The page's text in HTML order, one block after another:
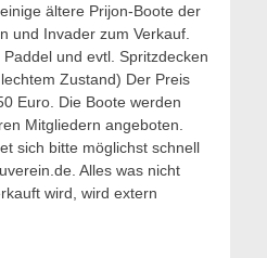
ältere Prijon-Boote der
und Invader zum Verkauf.
und evtl. Spritzdecken
Zustand) Der Preis
Euro. Die Boote werden
Mitgliedern angeboten.
sich bitte möglichst schnell
Alles was nicht
wird, wird extern